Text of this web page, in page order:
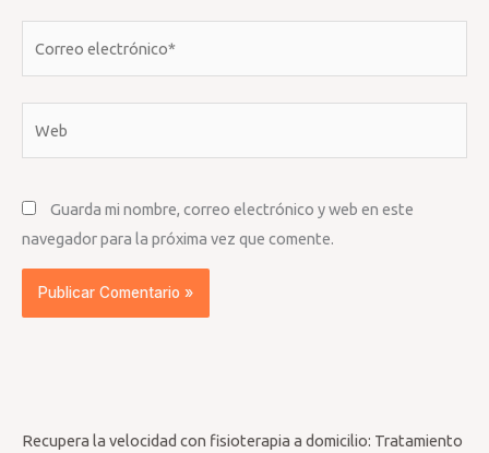
Guarda mi nombre, correo electrónico y web en este
navegador para la próxima vez que comente.
Recupera la velocidad con fisioterapia a domicilio: Tratamiento